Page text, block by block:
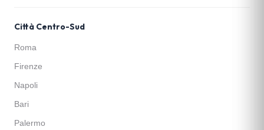
Città Centro-Sud
Roma
Firenze
Napoli
Bari
Palermo